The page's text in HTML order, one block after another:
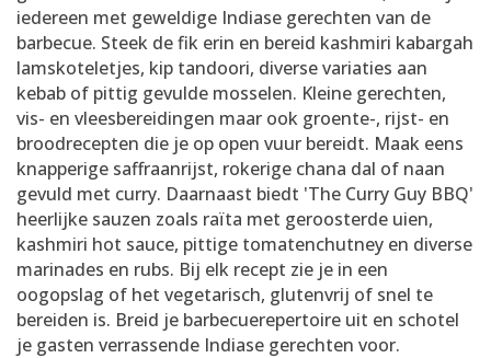
iedereen met geweldige Indiase gerechten van de
barbecue. Steek de fik erin en bereid kashmiri kabargah
lamskoteletjes, kip tandoori, diverse variaties aan
kebab of pittig gevulde mosselen. Kleine gerechten,
vis- en vleesbereidingen maar ook groente-, rijst- en
broodrecepten die je op open vuur bereidt. Maak eens
knapperige saffraanrijst, rokerige chana dal of naan
gevuld met curry. Daarnaast biedt 'The Curry Guy BBQ'
heerlijke sauzen zoals raïta met geroosterde uien,
kashmiri hot sauce, pittige tomatenchutney en diverse
marinades en rubs. Bij elk recept zie je in een
oogopslag of het vegetarisch, glutenvrij of snel te
bereiden is. Breid je barbecuerepertoire uit en schotel
je gasten verrassende Indiase gerechten voor.